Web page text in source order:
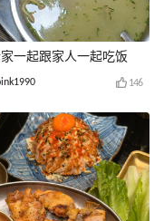
一起跟家人一起吃饭
146